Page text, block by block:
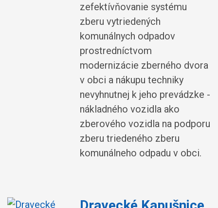
zefektívňovanie systému
zberu vytriedených
komunálnych odpadov
prostredníctvom
modernizácie zberného dvora
v obci a nákupu techniky
nevyhnutnej k jeho prevádzke -
nákladného vozidla ako
zberového vozidla na podporu
zberu triedeného zberu
komunálneho odpadu v obci.